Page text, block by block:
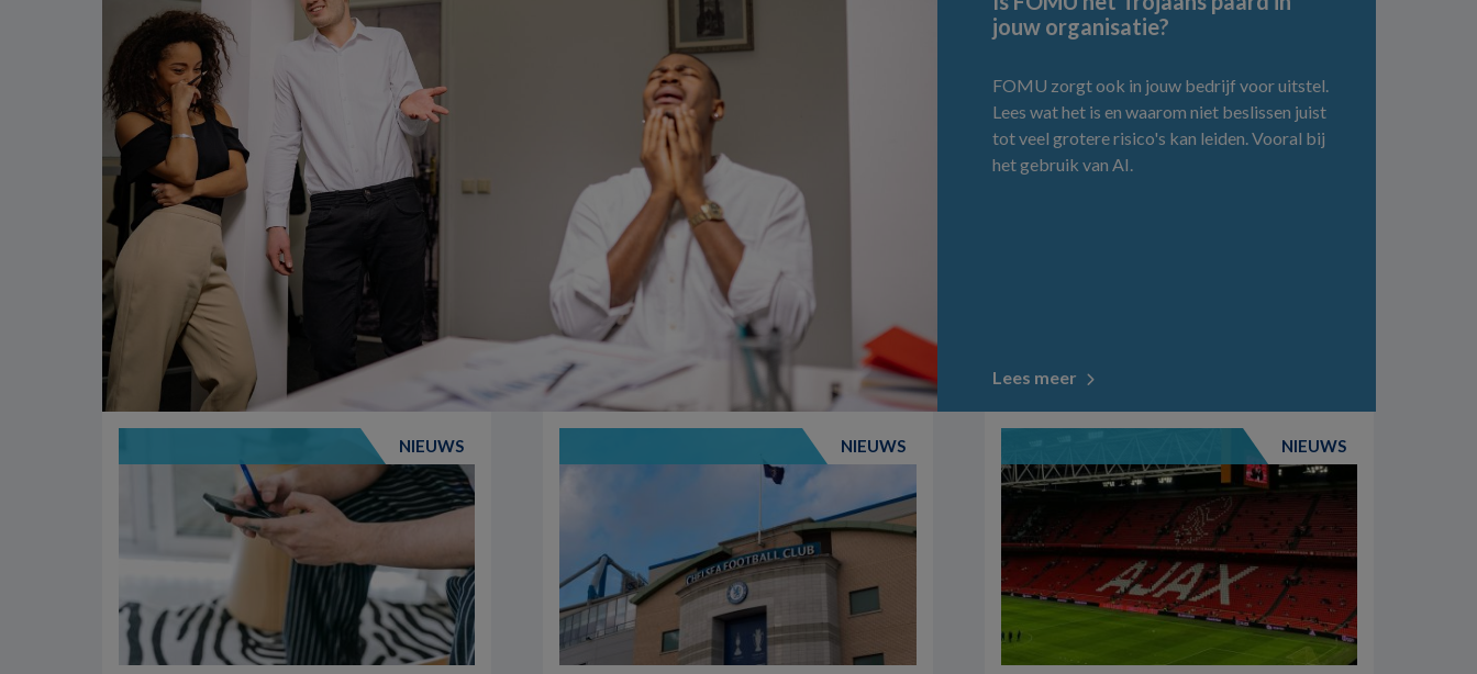
jouw organisatie?
FOMU zorgt ook in jouw bedrijf voor uitstel.
Lees wat het is en waarom niet beslissen juist
tot veel grotere risico's kan leiden. Vooral bij
het gebruik van AI.
Lees meer
NIEUWS NIEUWS NIEUWS